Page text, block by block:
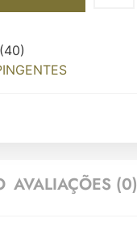
AVALIAÇÕES (0)